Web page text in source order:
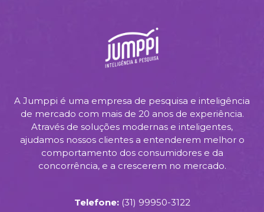
A Jumppi é uma empresa de pesquisa e inteligência
de mercado com mais de 20 anos de experiência.
Através de soluções modernas e inteligentes,
ajudamos nossos clientes a entenderem melhor o
comportamento dos consumidores e da
concorrência, e a crescerem no mercado.
Telefone: (31) 99950-3122